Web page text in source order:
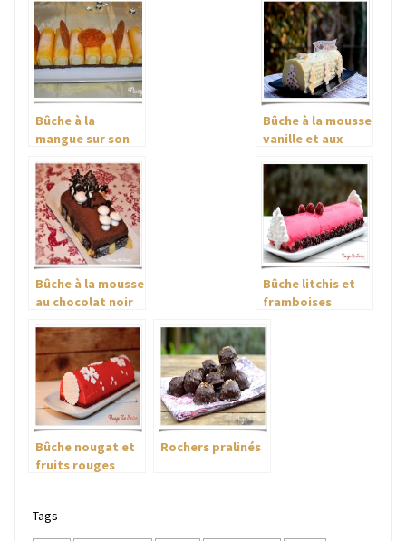
Bûche à la
mangue sur son
croustillant
Bûche à la mousse
vanille et aux
Bûche à la mousse
au chocolat noir
Bûche litchis et
framboises
Bûche nougat et
fruits rouges
Rochers pralinés
Tags